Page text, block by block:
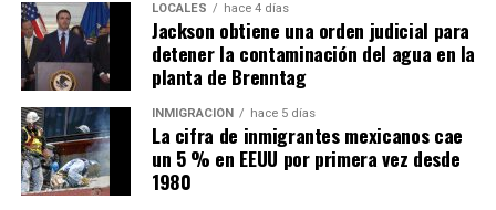
LOCALES hace 4 días
Jackson obtiene una orden judicial para
detener la contaminación del agua en la
planta de Brenntag
INMIGRACIÓN hace 5 días
La cifra de inmigrantes mexicanos cae
un 5 % en EEUU por primera vez desde
1980